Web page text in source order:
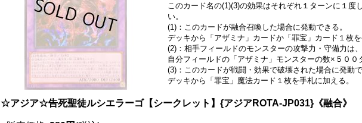
このカード名の(1)(3)の効果はそれぞれ１ターンに１度
い。
(1)：このカードが融合召喚した場合に発動できる。
デッキから「アザミナ」カードか「罪宝」カード１枚を
(2)：相手フィールドのモンスターの攻撃力・守備力は、
自分フィールドの「アザミナ」モンスターの数×５００
(3)：このカードが戦闘・効果で破壊された場合に発動で
デッキから「罪宝」魔法カード１枚を手札に加える。
☆アジア☆告死聖徒ルシエラーゴ【シークレット】{アジアROTA-JP031}《融合》